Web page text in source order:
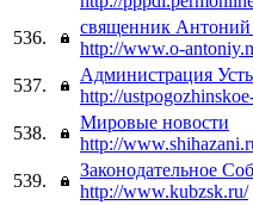
536.
священник
http://www.o-
537.
Администрация
http://
538.
Мировые новости
http://
539.
Законодательное
http://www.kubzsk.ru/